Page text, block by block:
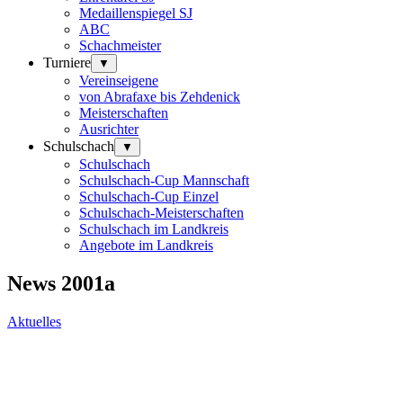
Medaillenspiegel SJ
ABC
Schachmeister
Turniere
▼
Vereinseigene
von Abrafaxe bis Zehdenick
Meisterschaften
Ausrichter
Schulschach
▼
Schulschach
Schulschach-Cup Mannschaft
Schulschach-Cup Einzel
Schulschach-Meisterschaften
Schulschach im Landkreis
Angebote im Landkreis
News 2001a
Aktuelles